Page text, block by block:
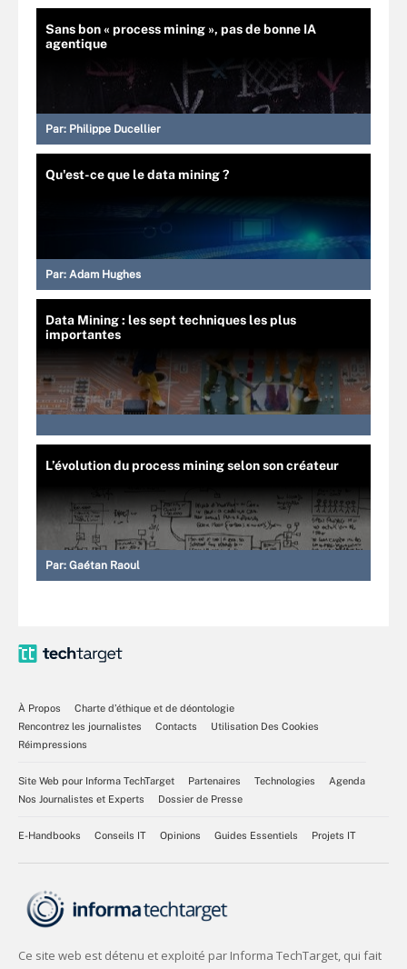
Sans bon « process mining », pas de bonne IA
agentique
Par: Philippe Ducellier
Qu'est-ce que le data mining ?
Par: Adam Hughes
Data Mining : les sept techniques les plus
importantes
L’évolution du process mining selon son créateur
Par: Gaétan Raoul
À Propos
Charte d’éthique et de déontologie
Rencontrez les journalistes
Contacts
Utilisation Des Cookies
Réimpressions
Site Web pour Informa TechTarget Partenaires Technologies
Agenda
Nos Journalistes et Experts
Dossier de Presse
E-Handbooks Conseils IT Opinions Guides Essentiels Projets IT